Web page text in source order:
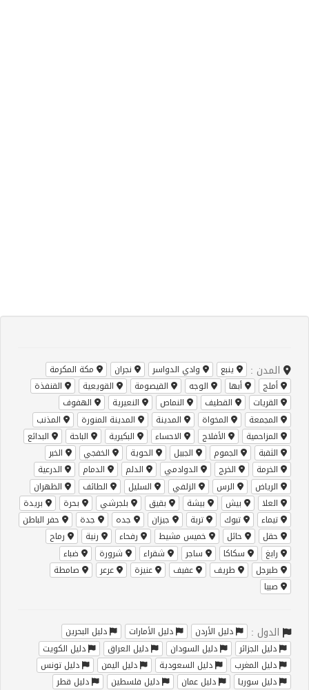
المدن : ينبع وادي الدواسر نجران
مكة المكرمة
أملج
أبها الوجه القيصومة القويعية
القنفذة
القريات
القطيف النماص النعيرية
الهفوف
المجمعة
المخواة المدينة المدينة المنورة
المذنب
المزاحمية
الأفلاج الاحساء البكيرية الباحة
البدائع
الثقبة
الجموم الجبيل الحوية الخفجي
الخبر
الخرمة
الخرج الدوادمي الدلم الدمام
الدرعية
الرياض
الرس الزلفي السليل الطائف
الظهران
العلا
بيش بيشة بقيق بلجرشي بحرة
بريدة
تيماء
تبوك تربة جيزان جده جدة
حفر الباطن
حقل
حائل خميس مشيط رفحاء رنية
رماح
رابغ
سكاكا ساجر شقراء شرورة
ضباء
طبرجل
طريف عفيف عنيزة عرعر
صامطة
صبيا
الدول : دليل الأردن دليل الأمارات
دليل البحرين
دليل الجزائر
دليل السودان دليل العراق
دليل الكويت
دليل المغرب
دليل السعودية دليل اليمن
دليل تونس
دليل سوريا
دليل عمان دليل فلسطين
دليل قطر